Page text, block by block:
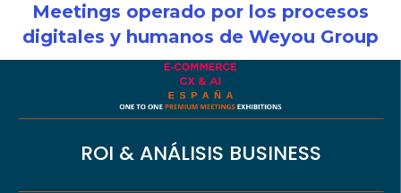
Meetings operado por los procesos
digitales y humanos de Weyou Group
ROI & ANÁLISIS BUSINESS